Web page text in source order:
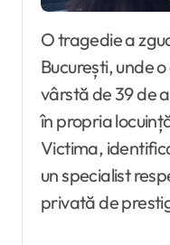
O tragedie a zguduit sistemul medical din
București, unde
vârstă de 39 de
în propria
Victima,
un specialist
privată de